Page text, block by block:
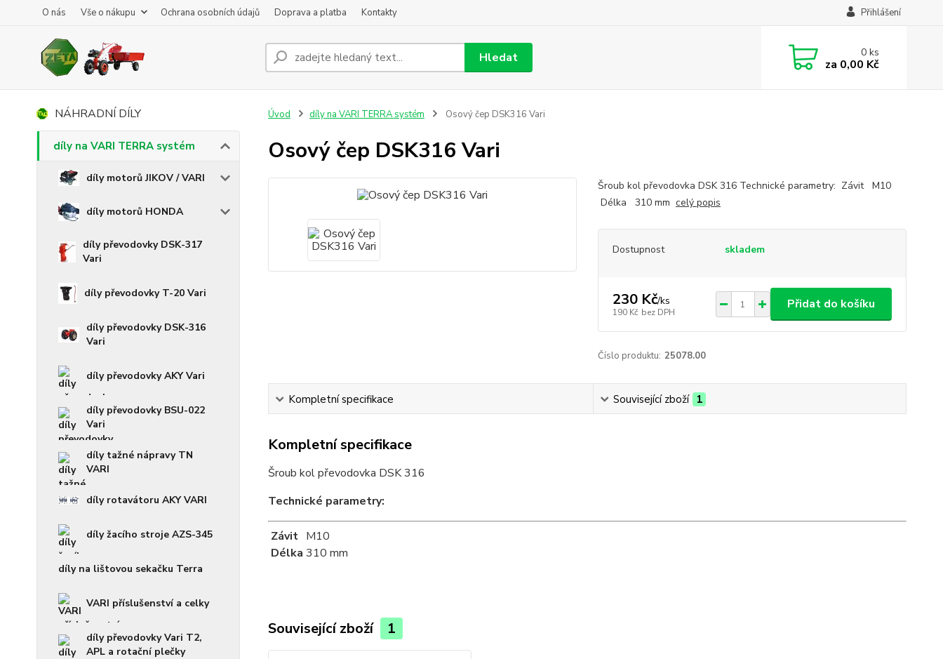
O nás Vše o nákupu Ochrana osobních údajů Doprava a platba Kontakty Přihlášení
Hledat 0ks
za 0,00 Kč
NÁHRADNÍ DÍLY
díly na VARI TERRA systém
díly motorů JIKOV / VARI
díly motorů HONDA
díly převodovky DSK-317
Vari
díly převodovky T-20 Vari
díly převodovky DSK-316
Vari
díly převodovky AKY Vari
díly převodovky BSU-022
Vari
díly tažné nápravy TN
VARI
díly rotavátoru AKY VARI
díly žacího stroje AZS-345
díly na lištovou sekačku Terra
VARI příslušenství a celky
díly převodovky Vari T2,
APL a rotační plečky
Úvod díly na VARI TERRA systém Osový čep DSK316 Vari
Osový čep DSK316 Vari
Šroub kol převodovka DSK 316 Technické parametry: Závit M10
Délka 310 mm celý popis
Dostupnost skladem
230 Kč/ks
190 Kč bez DPH
Přidat do košíku
Číslo produktu: 25078.00
Kompletní specifikace Související zboží 1
Kompletní specifikace
Šroub kol převodovka DSK 316
Technické parametry:
Závit M10
Délka 310 mm
Související zboží 1